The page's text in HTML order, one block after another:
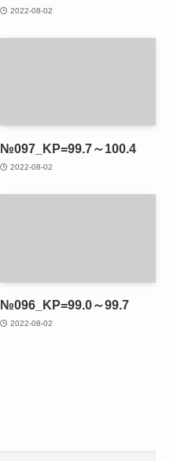
2022-08-02
№097_KP=99.7～100.4
2022-08-02
№096_KP=99.0～99.7
2022-08-02